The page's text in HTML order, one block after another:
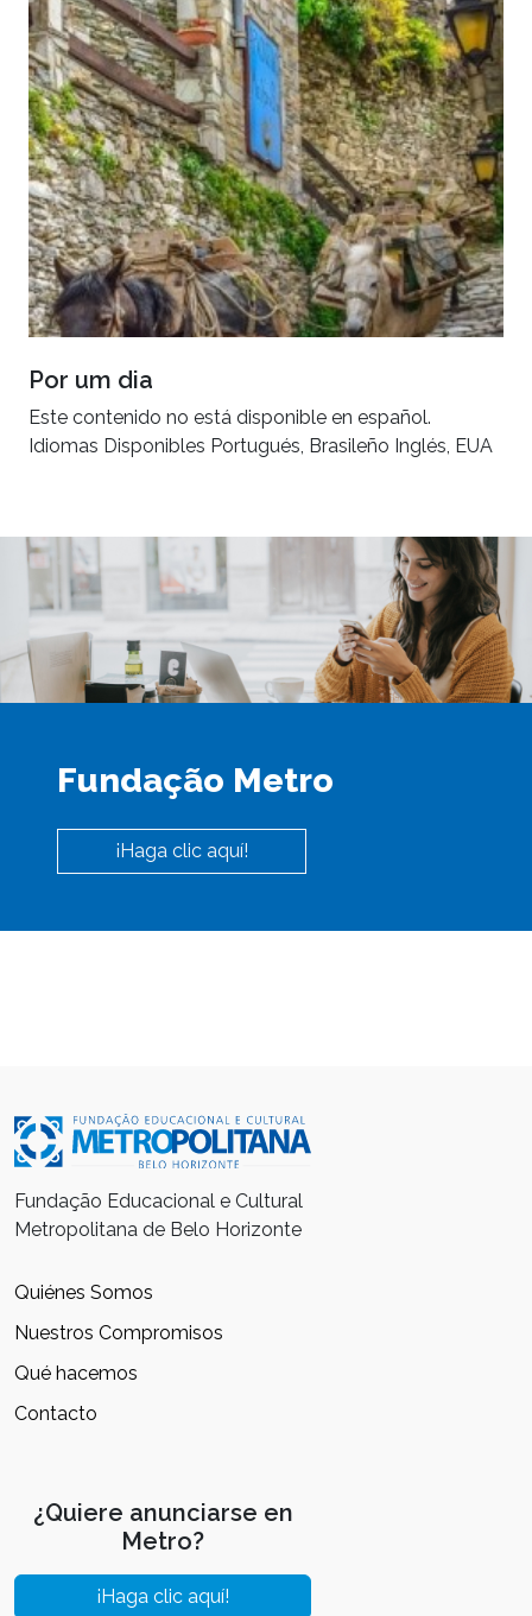
Por um dia
Este contenido no está disponible en español.
Idiomas Disponibles Portugués, Brasileño Inglés, EUA
Fundação Metro
¡Haga clic aquí!
Fundação Educacional e Cultural
Metropolitana de Belo Horizonte
Quiénes Somos
Nuestros Compromisos
Qué hacemos
Contacto
¿Quiere anunciarse en
Metro?
¡Haga clic aquí!